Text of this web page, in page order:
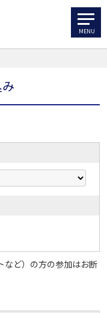
ど）の方の参加はお断